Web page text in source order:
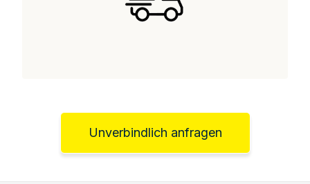
Unverbindlich anfragen